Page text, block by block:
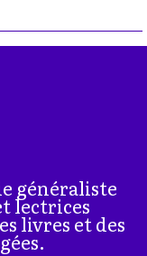
généraliste
lectrices
livres et des